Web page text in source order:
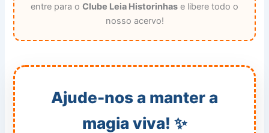
entre para o Clube Leia Historinhas e libere todo o
nosso acervo!
Ajude-nos a manter a
magia viva! ✨